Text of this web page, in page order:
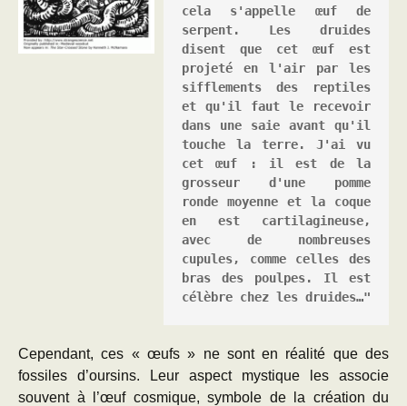
cela s'appelle œuf de
serpent. Les druides
disent que cet œuf est
projeté en l'air par les
sifflements des reptiles
et qu'il faut le recevoir
dans une saie avant qu'il
touche la terre. J'ai vu
cet œuf : il est de la
grosseur d'une pomme
ronde moyenne et la coque
en est cartilagineuse,
avec de nombreuses
cupules, comme celles des
bras des poulpes. Il est
célèbre chez les druides…"
Cependant, ces « œufs » ne sont en réalité que des
fossiles d’oursins. Leur aspect mystique les associe
souvent à l’œuf cosmique, symbole de la création du